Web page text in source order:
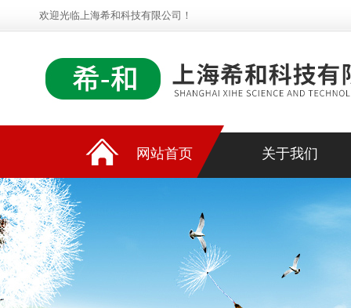
欢迎光临上海希和科技有限公司！
网站首页 关于我们